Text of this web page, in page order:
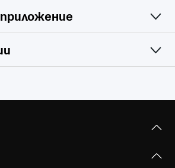
and Functional
GHz, IEEE 802.11b/g/n 2.4 GHz